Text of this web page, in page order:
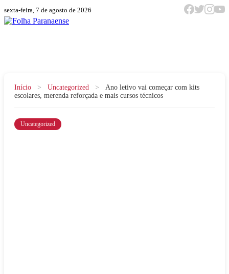
sexta-feira, 7 de agosto de 2026
Início > Uncategorized >
Ano letivo vai começar com kits
escolares, merenda reforçada e mais cursos técnicos
Uncategorized